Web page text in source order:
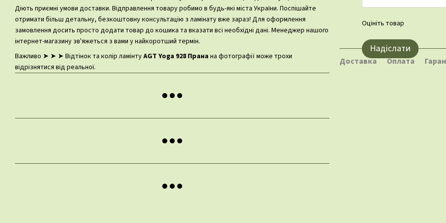
Діють приємні умови доставки. Відправлення товару робимо в будь-які міста України. Поспішайте
отримати більш детальну, безкоштовну консультацію з ламінату вже зараз! Для оформлення
замовлення досить просто додати товар до кошика та вказати всі необхідні дані. Менеджер нашого
інтернет-магазину зв'яжеться з вами у найкоротший термін.
Важливо ➤ ➤ ➤ Відтінок та колір ламінтуAGT Yoga 928 Прана на фотографії може трохи
відрізнятися від реальної.
Оцініть товар
Надіслати
Доставка Оплата